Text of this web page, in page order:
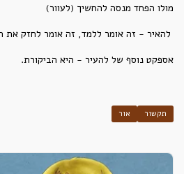
מולו הפחד מנסה להחשיך (לעוור)
להאיר - זה אומר ללמד, זה אומר לחזק את
אספקט נוסף של להעיר - היא הביקורת.
תקשור אור